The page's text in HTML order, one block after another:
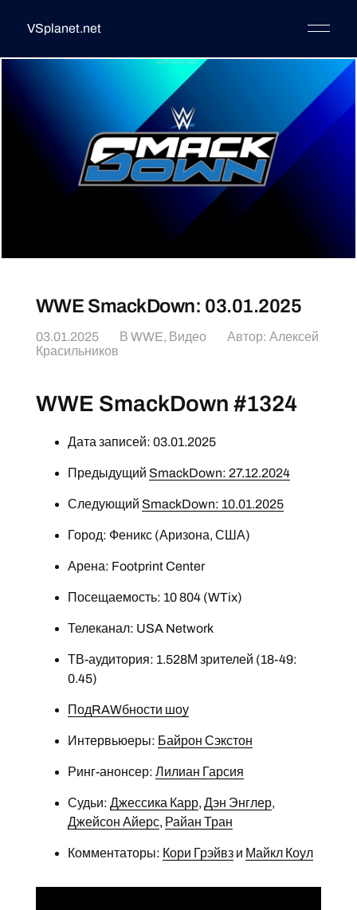
VSplanet.net
WWE SmackDown: 03.01.2025
03.01.2025 В WWE, Видео Автор: Алексей
Красильников
WWE SmackDown #1324
Дата записей: 03.01.2025
Предыдущий SmackDown: 27.12.2024
Следующий SmackDown: 10.01.2025
Город: Феникс (Аризона, США)
Арена: Footprint Center
Посещаемость: 10 804 (WTix)
Телеканал: USA Network
ТВ-аудитория: 1.528М зрителей (18-49:
0.45)
ПодRAWбности шоу
Интервьюеры: Байрон Сэкстон
Ринг-анонсер: Лилиан Гарсия
Судьи: Джессика Карр, Дэн Энглер,
Джейсон Айерс, Райан Тран
Комментаторы: Кори Грэйвзи Майкл Коул